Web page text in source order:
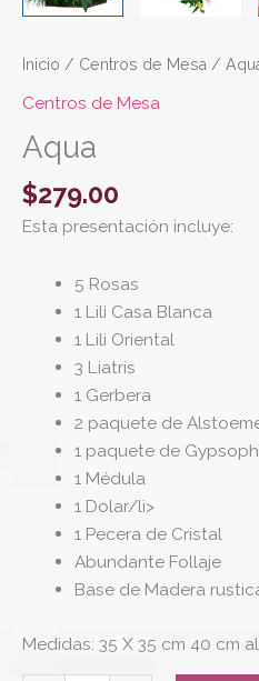
Inicio / Centros de Mesa /
Centros de Mesa
Aqua
$279.00
Esta presentación incluye:
5 Rosas
1 Lili Casa Blanca
1 Lili Oriental
3 Liatris
1 Gerbera
2 paquete de
1 paquete de
1 Médula
1 Dolar/li>
1 Pecera de Cristal
Abundante Follaje
Base de Madera
Medidas: 35 X 35 cm 40 cm